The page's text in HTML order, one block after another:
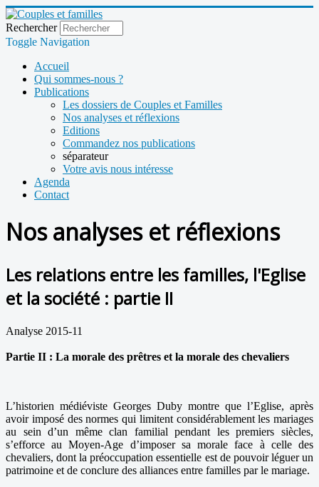
Rechercher
Toggle Navigation
Accueil
Qui sommes-nous ?
Publications
Les dossiers de Couples et Familles
Nos analyses et réflexions
Editions
Commandez nos publications
séparateur
Votre avis nous intéresse
Agenda
Contact
Nos analyses et réflexions
Les relations entre les familles, l'Eglise
et la société : partie II
Analyse 2015-11
Partie II : La morale des prêtres et la morale des chevaliers
L’historien médiéviste Georges Duby montre que l’Eglise, après
avoir imposé des normes qui limitent considérablement les mariages
au sein d’un même clan familial pendant les premiers siècles,
s’efforce au Moyen-Age d’imposer sa morale face à celle des
chevaliers, dont la préoccupation essentielle est de pouvoir léguer un
patrimoine et de conclure des alliances entre familles par le mariage.